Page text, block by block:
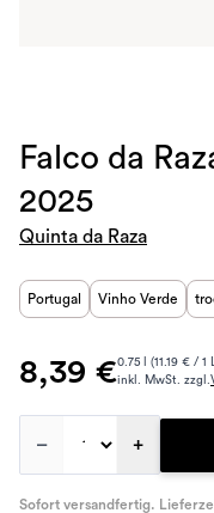
Falco da
2025
Quinta da Raza
Portugal Vinho Verde
8,39 €0.75 l (11.19 € / 1
inkl. MwSt. zzgl.
– +
Sofort versandfertig.